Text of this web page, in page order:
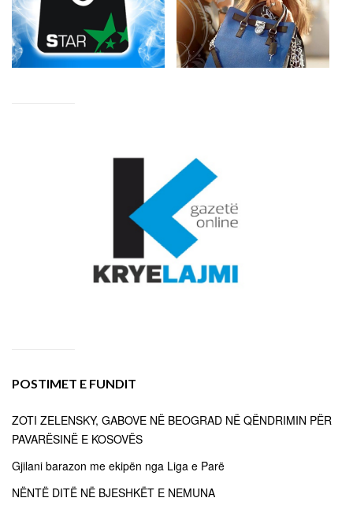
POSTIMET E FUNDIT
ZOTI ZELENSKY, GABOVE NË BEOGRAD NË QËNDRIMIN PËR
PAVARËSINË E KOSOVËS
Gjilani barazon me ekipën nga Liga e Parë
NËNTË DITË NË BJESHKËT E NEMUNA